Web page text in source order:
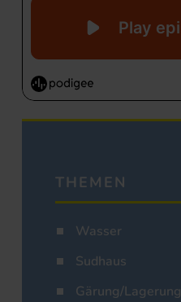
THEMEN
Wasser
Sudhaus
Gärung/Lagerung